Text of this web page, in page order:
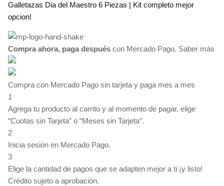
Galletazas Dia del Maestro 6 Piezas | Kit completo mejor
opcion!
Compra ahora, paga después con Mercado Pago. Saber más
Compra con Mercado Pago sin tarjeta y paga mes a mes
1
Agrega tu producto al carrito y al momento de pagar, elige
“Cuotas sin Tarjeta” o “Meses sin Tarjeta”.
2
Inicia sesión en Mercado Pago.
3
Elige la cantidad de pagos que se adapten mejor a ti ¡y listo!
Crédito sujeto a aprobación.